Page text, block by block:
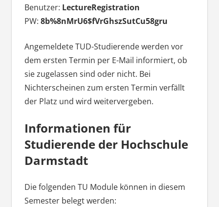
Benutzer: LectureRegistration
PW: 8b%8nMrU6$fVrGhszSutCu58gru
Angemeldete TUD-Studierende werden vor
dem ersten Termin per E-Mail informiert, ob
sie zugelassen sind oder nicht. Bei
Nichterscheinen zum ersten Termin verfällt
der Platz und wird weitervergeben.
Informationen für
Studierende der Hochschule
Darmstadt
Die folgenden TU Module können in diesem
Semester belegt werden: